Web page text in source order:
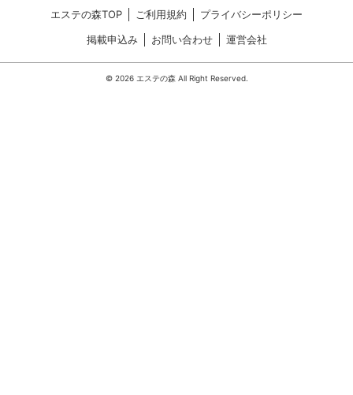
エステの森TOP ご利用規約
プライバシーポリシー
掲載申込み
お問い合わせ 運営会社
© 2026 エステの森 All Right Reserved.